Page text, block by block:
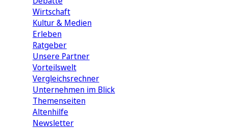
Wirtschaft
Kultur & Medien
Erleben
Ratgeber
Unsere Partner
Vorteilswelt
Vergleichsrechner
Unternehmen im Blick
Themenseiten
Altenhilfe
Newsletter